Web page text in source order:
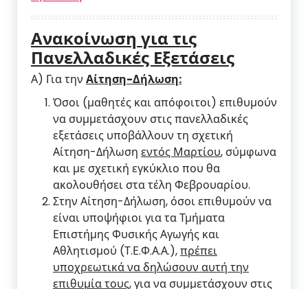
Ανακοίνωση για τις
Πανελλαδικές Εξετάσεις
Α) Για την Αίτηση-Δήλωση:
Όσοι (μαθητές και απόφοιτοι) επιθυμούν
να συμμετάσχουν στις πανελλαδικές
εξετάσεις υποβάλλουν τη σχετική
Αίτηση-Δήλωση εντός Μαρτίου, σύμφωνα
και με σχετική εγκύκλιο που θα
ακολουθήσει στα τέλη Φεβρουαρίου.
Στην Αίτηση-Δήλωση, όσοι επιθυμούν να
είναι υποψήφιοι για τα Τμήματα
Επιστήμης Φυσικής Αγωγής και
Αθλητισμού (Τ.Ε.Φ.Α.Α.),πρέπει
υποχρεωτικά να δηλώσουν αυτή την
επιθυμία τους, για να συμμετάσχουν στις